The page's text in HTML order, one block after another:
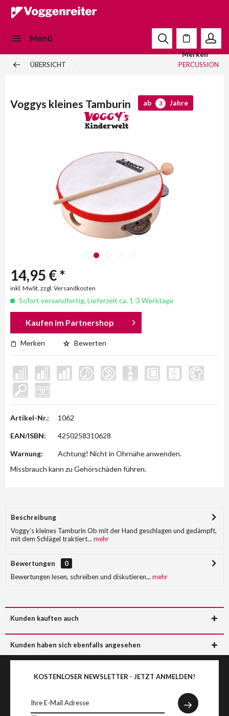
Menü
Merken
ÜBERSICHT PERCUSSION
Voggys kleines Tamburin ab 3 Jahre
14,95 € *
inkl. MwSt. zzgl. Versandkosten
Sofort versandfertig, Lieferzeit ca. 1-3 Werktage
Kaufen im Partnershop
Merken Bewerten
Artikel-Nr.: 1062
EAN/ISBN: 4250258310628
Warnung:
Achtung! Nicht in Ohrnähe anwenden.
Missbrauch kann zu Gehörschäden führen.
Beschreibung
Voggy’s kleines Tamburin Ob mit der Hand geschlagen und gedämpft,
mit dem Schlägel traktiert... mehr
Bewertungen
0
Bewertungen lesen, schreiben und diskutieren... mehr
Kunden kauften auch
Kunden haben sich ebenfalls angesehen
KOSTENLOSER NEWSLETTER - JETZT ANMELDEN!